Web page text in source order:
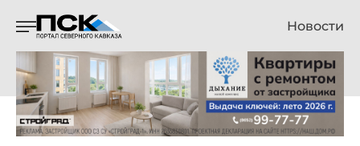
Новости